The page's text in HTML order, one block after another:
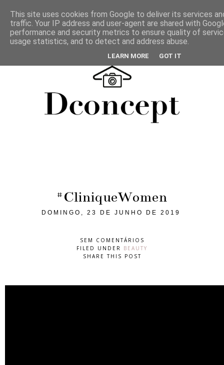
#CliniqueWomen
DOMINGO, 23 DE JUNHO DE 2019
SEM COMENTÁRIOS
FILED UNDER BEAUTY
SHARE THIS POST
This site uses cookies from Google to deliver its services
traffic. Your IP address and user-agent are shared with
performance and security metrics to ensure quality of
usage statistics, and to detect and address abuse.
LEARN MORE GOT IT